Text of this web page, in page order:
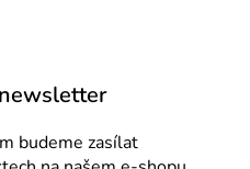
i
s
u budeme zasílat